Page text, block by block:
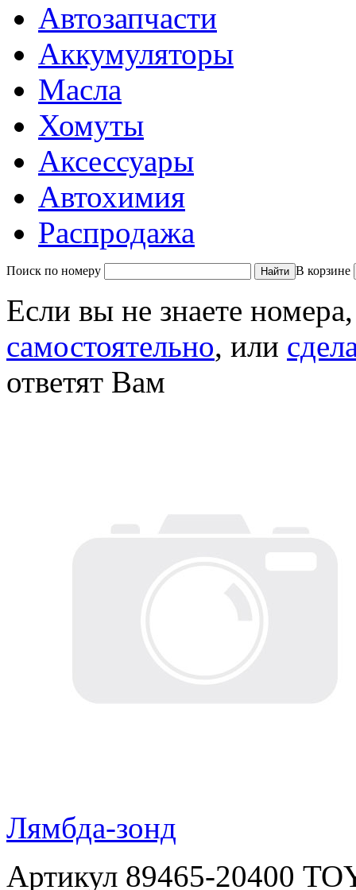
Автозапчасти
Аккумуляторы
Масла
Хомуты
Аксессуары
Автохимия
Распродажа
Поиск по номеру В корзине
Если вы не знаете
самостоятельно, или
ответят Вам
Лямбда-зонд
Артикул 89465-20400